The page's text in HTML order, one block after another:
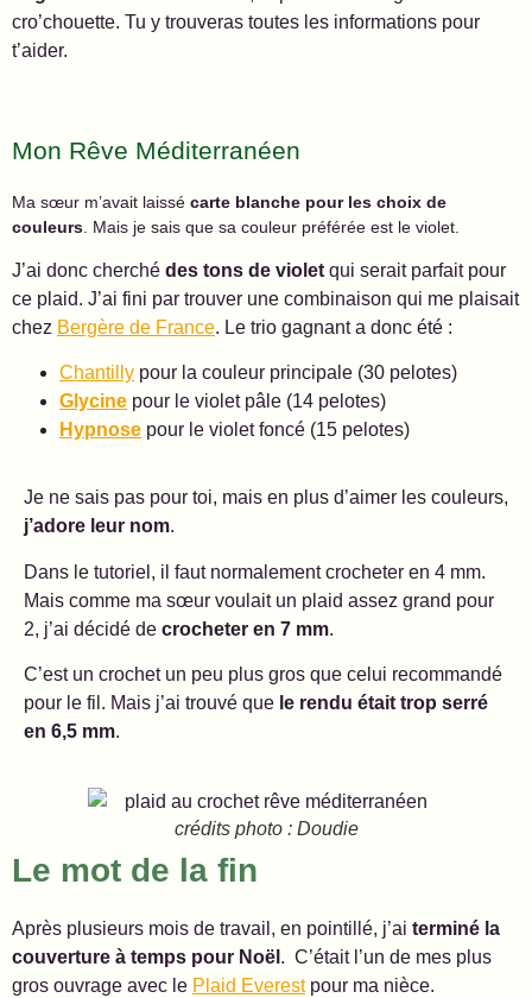
cro’chouette. Tu y trouveras toutes les informations pour
t’aider.
Mon Rêve Méditerranéen
Ma sœur m’avait laissé carte blanche pour les choix de
couleurs . Mais je sais que sa couleur préférée est le violet.
J’ai donc cherché des tons de violet qui serait parfait pour
ce plaid. J’ai fini par trouver une combinaison qui me plaisait
chez Bergère de France. Le trio gagnant a donc été :
Chantilly pour la couleur principale (30 pelotes)
Glycine pour le violet pâle (14 pelotes)
Hypnose pour le violet foncé (15 pelotes)
Je ne sais pas pour toi, mais en plus d’aimer les couleurs,
j’adore leur nom.
Dans le tutoriel, il faut normalement crocheter en 4 mm.
Mais comme ma sœur voulait un plaid assez grand pour
2, j’ai décidé de crocheter en 7 mm.
C’est un crochet un peu plus gros que celui recommandé
pour le fil. Mais j’ai trouvé que le rendu était trop serré
en 6,5 mm.
crédits photo : Doudie
Le mot de la fin
Après plusieurs mois de travail, en pointillé, j’ai terminé la
couverture à temps pour Noël . C’était l’un de mes plus
gros ouvrage avec le Plaid Everestpour ma nièce.